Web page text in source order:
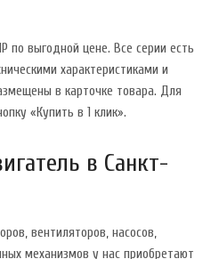
по выгодной цене. Все серии есть
характеристиками и
в карточке товара. Для
«Купить в 1 клик».
в Санкт-
вентиляторов, насосов,
механизмов у нас приобретают